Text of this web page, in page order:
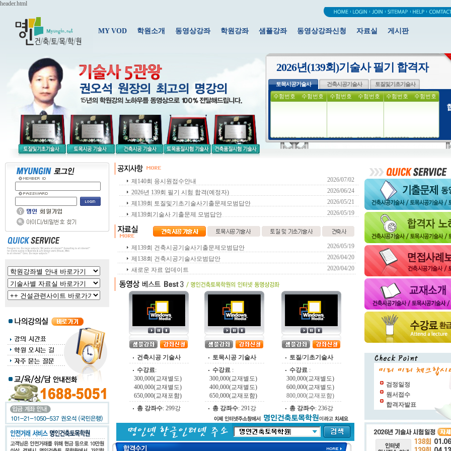
header.html
MY VOD 학원소개 동영상강좌 학원강좌 샘플강좌 동영상강좌신청 자료실 게시판
2026년(139회)기술사 필기 합격자
토목시공기술사 건축시공기술사
토질및기초기술사
수험번호
수험번호 수험번호 수험번호 수험번호 수험번호
01001283
01001308 01001865 01001903 01002211
01002281
07002523 07003081
07003373
07900006 07900021 07900032
10100078
10100097
10100302 10100346 10101229 10101755
10102497
10102518
10102861 10102874 10103527 10103671
11000173
13001847 13001877 13001992 13002021
제140회 응시원접수안내
2026/07/02
2026년 139회 필기 시험 합격(예정자)
2026/06/24
제139회 토질및기초기술사기출문제모범답안
2026/05/21
제139회기술사 기출문제 모범답안
2026/05/19
제139회 건축시공기술사기출문제모범답안
2026/05/19
제138회 건축시공기술사모범답안
2026/04/20
새로운 자료 업데이트
2020/04/20
건축시공 기술사
수강료:
300,000(교재별도)
400,000(교재별도)
650,000(교재포함)
총 강좌수: 299강
토목시공 기술사
수강료 :
300,000(교재별도)
400,000(교재별도)
650,000(교재포함)
총 강좌수: 291강
토질/기초기술사
수강료 :
300,000(교재별도)
600,000(교재별도)
800,000(교재포함)
총 강좌수: 236강
검정일정
원서접수
합격자발표